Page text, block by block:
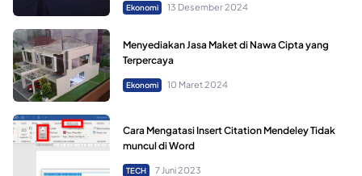
Ekonomi 13 Desember 2024
Menyediakan Jasa Maket di Nawa Cipta yang
Terpercaya
Ekonomi 10 Maret 2024
Cara Mengatasi Insert Citation Mendeley Tidak
muncul di Word
TECH 7 Juni 2023